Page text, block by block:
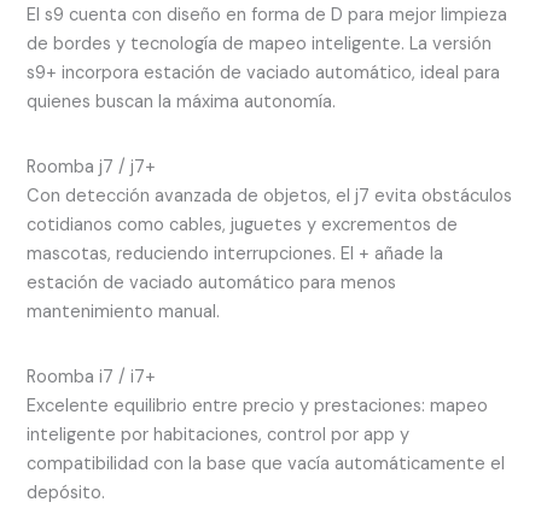
El s9 cuenta con diseño en forma de D para mejor limpieza
de bordes y tecnología de mapeo inteligente. La versión
s9+ incorpora estación de vaciado automático, ideal para
quienes buscan la máxima autonomía.
Roomba j7 / j7+
Con detección avanzada de objetos, el j7 evita obstáculos
cotidianos como cables, juguetes y excrementos de
mascotas, reduciendo interrupciones. El + añade la
estación de vaciado automático para menos
mantenimiento manual.
Roomba i7 / i7+
Excelente equilibrio entre precio y prestaciones: mapeo
inteligente por habitaciones, control por app y
compatibilidad con la base que vacía automáticamente el
depósito.